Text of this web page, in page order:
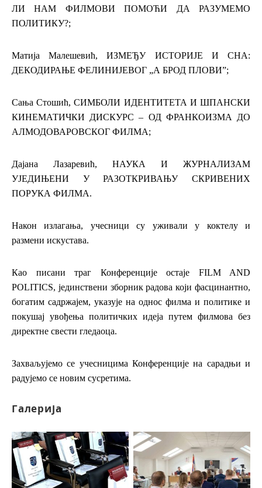
ЛИ НАМ ФИЛМОВИ ПОМОЋИ ДА РАЗУМЕМО
ПОЛИТИКУ?;
Матија Малешевић, ИЗМЕЂУ ИСТОРИЈЕ И СНА:
ДЕКОДИРАЊЕ ФЕЛИНИЈЕВОГ „А БРОД ПЛОВИ”;
Сања Стошић, СИМБОЛИ ИДЕНТИТЕТА И ШПАНСКИ
КИНЕМАТИЧКИ ДИСКУРС – ОД ФРАНКОИЗМА ДО
АЛМОДОВАРОВСКОГ ФИЛМА;
Дајана Лазаревић, НАУКА И ЖУРНАЛИЗАМ
УЈЕДИЊЕНИ У РАЗОТКРИВАЊУ СКРИВЕНИХ
ПОРУКА ФИЛМА.
Након излагања, учесници су уживали у коктелу и
размени искустава.
Као писани траг Конференције остаје FILM AND
POLITICS, јединствени зборник радова који фасцинантно,
богатим садржајем, указује на однос филма и политике и
покушај увођења политичких идеја путем филмова без
директне свести гледаоца.
Захваљујемо се учесницима Конференције на сарадњи и
радујемо се новим сусретима.
Галерија